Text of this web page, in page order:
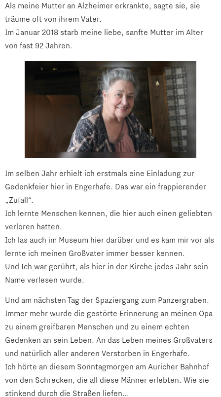
Als meine Mutter an Alzheimer erkrankte, sagte sie, sie
träume oft von ihrem Vater.
Im Januar 2018 starb meine liebe, sanfte Mutter im Alter
von fast 92 Jahren.
Im selben Jahr erhielt ich erstmals eine Einladung zur
Gedenkfeier hier in Engerhafe. Das war ein frappierender
„Zufall“.
Ich lernte Menschen kennen, die hier auch einen geliebten
verloren hatten.
Ich las auch im Museum hier darüber und es kam mir vor als
lernte ich meinen Großvater immer besser kennen.
Und Ich war gerührt, als hier in der Kirche jedes Jahr sein
Name verlesen wurde.
Und am nächsten Tag der Spaziergang zum Panzergraben.
Immer mehr wurde die gestörte Erinnerung an meinen Opa
zu einem greifbaren Menschen und zu einem echten
Gedenken an sein Leben. An das Leben meines Großvaters
und natürlich aller anderen Verstorben in Engerhafe.
Ich hörte an diesem Sonntagmorgen am Auricher Bahnhof
von den Schrecken, die all diese Männer erlebten. Wie sie
stinkend durch die Straßen liefen…